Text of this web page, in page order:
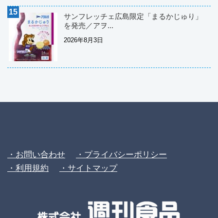
サンフレッチェ広島限定「まるかじゅり」
を発売／アヲ...
2026年8月3日
・お問い合わせ
・プライバシーポリシー
・利用規約
・サイトマップ